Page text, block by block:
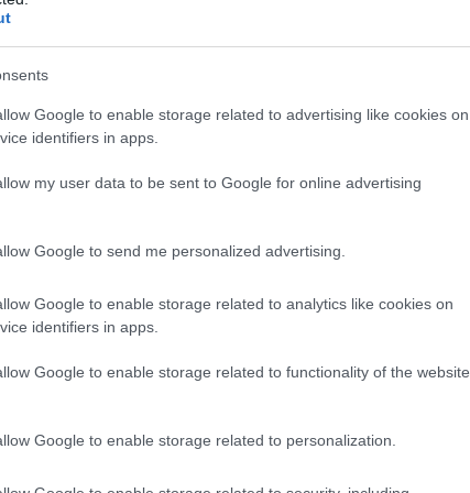
Google to enable storage related to advertising like cookies on
identifiers in apps.
my user data to be sent to Google for online advertising
Google to send me personalized advertising.
Google to enable storage related to analytics like cookies on
identifiers in apps.
Google to enable storage related to functionality of the website
Google to enable storage related to personalization.
vadības
brīvprātīgie
vaļā vēl plašāk
gatava sodīt Irānu par jebkuru vienošanās